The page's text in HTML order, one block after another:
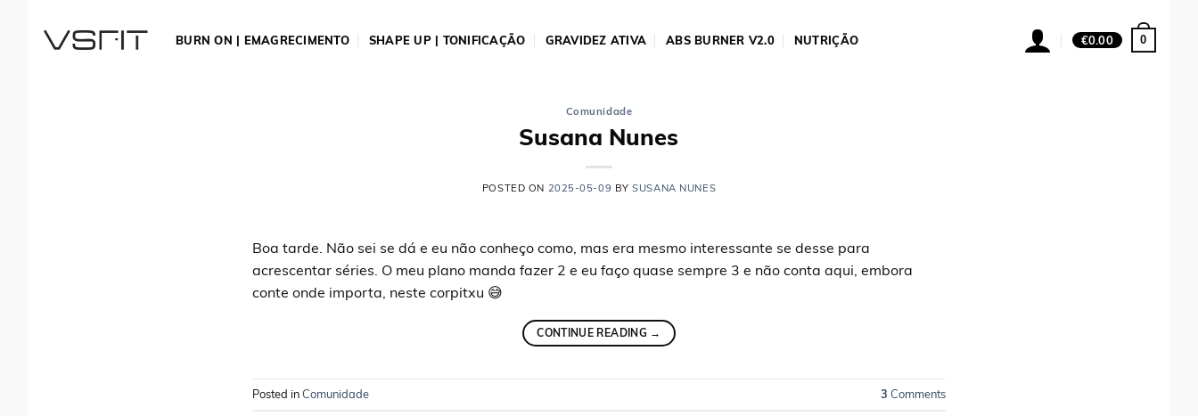
content
BURN ON | EMAGRECIMENTO SHAPE UP | TONIFICAÇÃO GRAVIDEZ ATIVA ABS BURNER V2.0 NUTRIÇÃO €0.00 0
Comunidade
Susana Nunes
POSTED ON 2025-05-09 BYSUSANA NUNES
Boa tarde. Não sei se dá e eu não conheço como, mas era mesmo interessante se desse para
acrescentar séries. O meu plano manda fazer 2 e eu faço quase sempre 3 e não conta aqui, embora
conte onde importa, neste corpitxu 😅
CONTINUE READING →
Posted inComunidade 3 Comments